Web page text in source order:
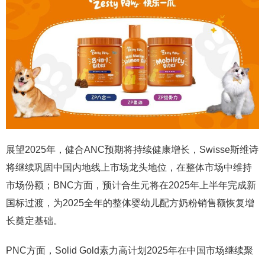
展望2025年，健合ANC预期将持续健康增长，Swisse斯维诗
将继续巩固中国内地线上市场龙头地位，在整体市场中维持
市场份额；BNC方面，预计合生元将在2025年上半年完成新
国标过渡，为2025全年的整体婴幼儿配方奶粉销售额恢复增
长奠定基础。
PNC方面，Solid Gold素力高计划2025年在中国市场继续聚